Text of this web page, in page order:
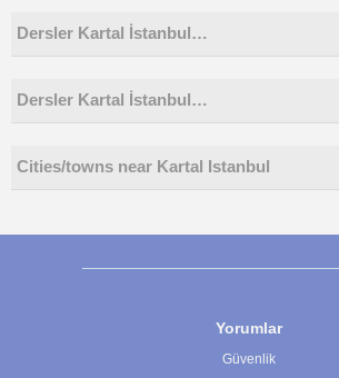
Dersler Kartal İstanbul…
Dersler Kartal İstanbul…
Cities/towns near Kartal Istanbul
Yorumlar
Güvenlik